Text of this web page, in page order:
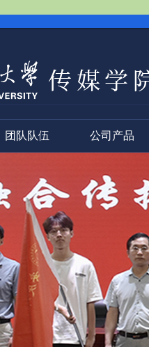
团队队伍 公司产品